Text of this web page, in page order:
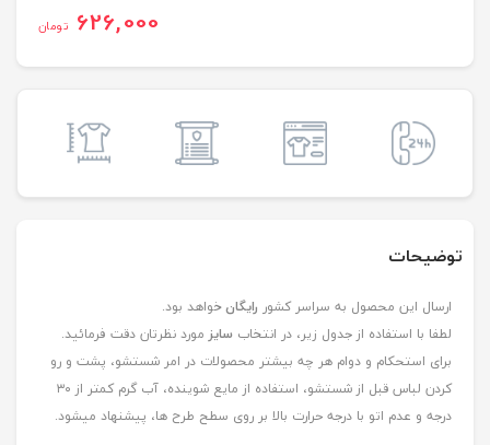
626,000 تومان
توضیحات
ارسال این محصول به سراسر کشور رایگانخواهد بود.
لطفا با استفاده از جدول زیر، در انتخاب سایز مورد نظرتان دقت فرمائید.
برای استحکام و دوام هر چه بیشتر محصولات در امر شستشو، پشت و رو
کردن لباس قبل از شستشو، استفاده از مایع شوینده، آب گرم کمتر از ۳۰
درجه و عدم اتو با درجه حرارت بالا بر روی سطح طرح ها، پیشنهاد میشود.